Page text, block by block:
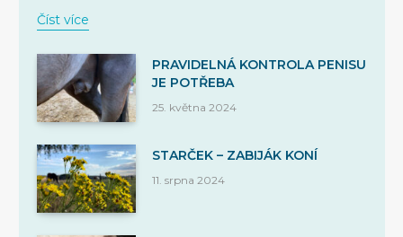
Číst více
PRAVIDELNÁ KONTROLA PENISU
JE POTŘEBA
25. května 2024
STARČEK – ZABIJÁK KONÍ
11. srpna 2024